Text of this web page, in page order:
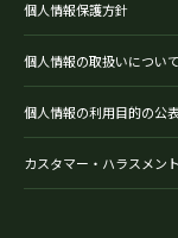
個人情報保護方針
個人情報の取扱いについて
個人情報の利用目的の公
カスタマー・ハラスメン